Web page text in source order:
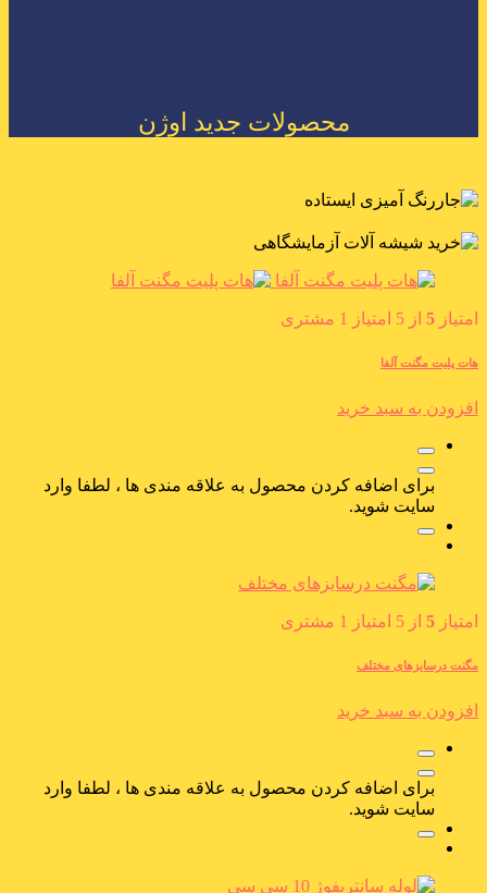
محصولات جدید اوژن
امتیاز 5 از 5 امتیاز 1 مشتری
هات پلیت مگنت آلفا
افزودن به سبد خرید
برای اضافه کردن محصول به علاقه مندی ها ، لطفا وارد
سایت شوید.
امتیاز 5 از 5 امتیاز 1 مشتری
مگنت درسایزهای مختلف
افزودن به سبد خرید
برای اضافه کردن محصول به علاقه مندی ها ، لطفا وارد
سایت شوید.